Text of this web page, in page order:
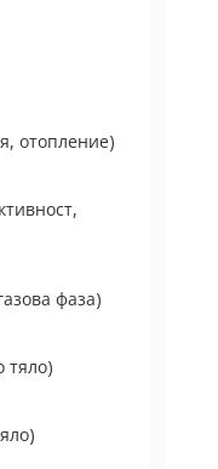
отопление)
фаза)
тяло)